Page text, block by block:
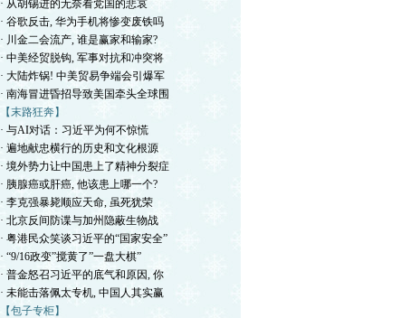
· 从胡锡进的无奈看党国的悲哀
· 谷歌反击, 华为手机将惨变废铁吗
· 川金二会流产, 谁是赢家和输家?
· 中美经贸脱钩, 军事对抗和冲突将
· 大陆炸锅! 中美贸易争端会引爆军
· 南海冒进昏招导致美国牵头全球围
【末路狂奔】
· 与AI对话：习近平为何不惊慌
· 遍地献忠横行的历史和文化根源
· 境外势力让中国患上了精神分裂症
· 胰腺癌或肝癌, 他该患上哪一个?
· 李克强暴毙顺应天命, 虽死犹荣
· 北京反间防谍与加州隐蔽生物战
· 粤港民众笑谈习近平的“国家安全”
· “9/16政变”搅黄了”一盘大棋”
· 普金怒召习近平的底气和原因, 你
· 未能击落佩太专机, 中国人其实赢
【包子专柜】